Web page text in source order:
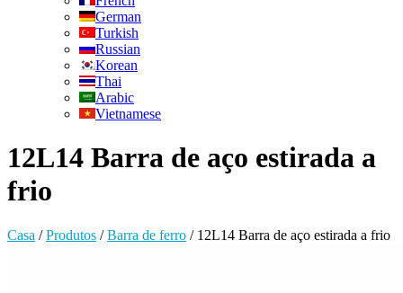
German
Turkish
Russian
Korean
Thai
Arabic
Vietnamese
12L14 Barra de aço estirada a
frio
Casa /Produtos /Barra de ferro / 12L14 Barra de aço estirada a frio